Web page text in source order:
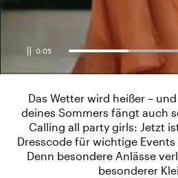
0:06
Das Wetter wird heißer –
deines Sommers fängt auch
Calling all party girls: Jetzt
Dresscode für wichtige
Denn besondere Anlässe
besonderer